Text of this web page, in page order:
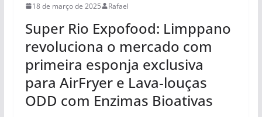
18 de março de 2025 Rafael
Super Rio Expofood: Limppano
revoluciona o mercado com
primeira esponja exclusiva
para AirFryer e Lava-louças
ODD com Enzimas Bioativas